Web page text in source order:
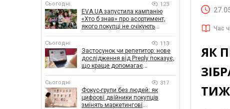
Час
ЯК
Сьогодні 123
EVA.UA запустила кампанію
«Хто б знав» про асортимент,
якого покупці не очікують
Сьогодні 113
Застосунок чи репетитор: нове
дослідження від Preply показує,
що краще допомагає
Сьогодні 317
Фокус-групи без людей: як
цифрові двійники покупців
змінять маркетингові